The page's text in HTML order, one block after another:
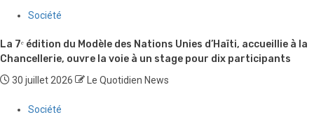
Société
La 7ᵉ édition du Modèle des Nations Unies d’Haïti, accueillie à la
Chancellerie, ouvre la voie à un stage pour dix participants
30 juillet 2026 Le Quotidien News
Société